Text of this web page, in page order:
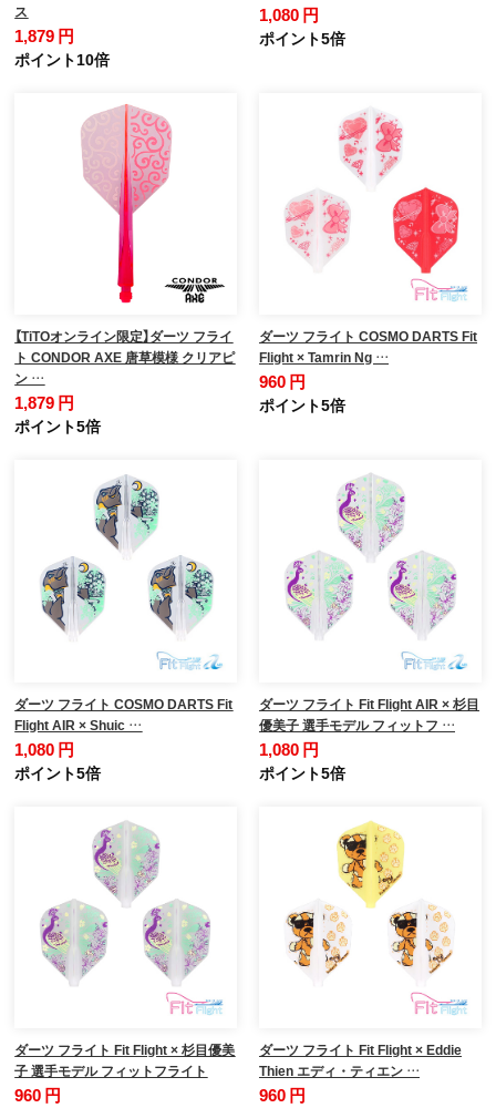
ス
1,879 円
ポイント10倍
1,080 円
ポイント5倍
【TiTOオンライン限定】ダーツ フライ
ト CONDOR AXE 唐草模様 クリアピ
ン …
1,879 円
ポイント5倍
ダーツ フライト COSMO DARTS Fit
Flight × Tamrin Ng …
960 円
ポイント5倍
ダーツ フライト COSMO DARTS Fit
Flight AIR × Shuic …
1,080 円
ポイント5倍
ダーツ フライト Fit Flight AIR × 杉目
優美子 選手モデル フィットフ …
1,080 円
ポイント5倍
ダーツ フライト Fit Flight × 杉目優美
子 選手モデル フィットフライト
960 円
ダーツ フライト Fit Flight × Eddie
Thien エディ・ティエン …
960 円